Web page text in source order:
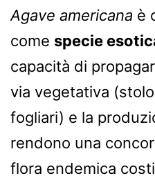
Agave americana è
come specie
capacità di
via vegetativa
fogliari) e la
rendono una
flora endemica